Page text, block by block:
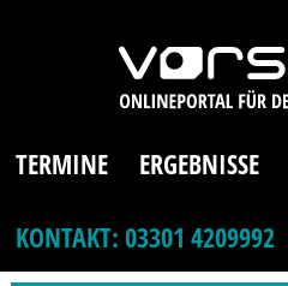
TERMINE ERGEBNISSE
KONTAKT: 03301 4209992